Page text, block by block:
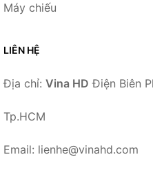
Máy chiếu
LIÊN HỆ
Địa chỉ: Vina HD Điện Biên
Tp.HCM
Email: lienhe@vinahd.com